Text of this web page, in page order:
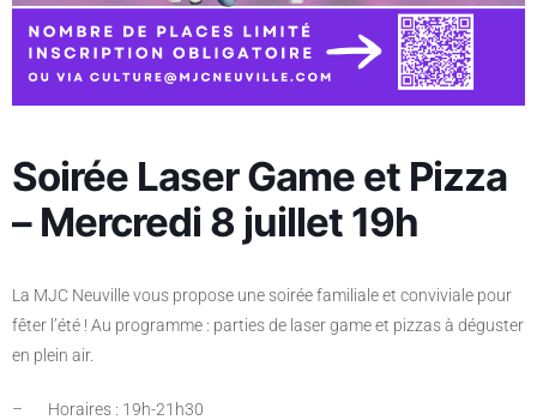
Soirée Laser Game et Pizza
– Mercredi 8 juillet 19h
La MJC Neuville vous propose une soirée familiale et conviviale pour
fêter l’été ! Au programme : parties de laser game et pizzas à déguster
en plein air.
– Horaires : 19h-21h30